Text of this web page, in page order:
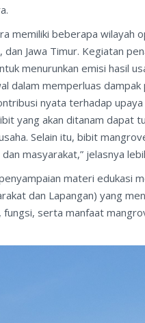
memiliki beberapa wilayah
dan Jawa Timur. Kegiatan
menurunkan emisi hasil
dalam memperluas
nyata terhadap
yang akan ditanam dapat
Selain itu, bibit
masyarakat,” jelasnya
materi edukasi
dan Lapangan) yang
serta manfaat